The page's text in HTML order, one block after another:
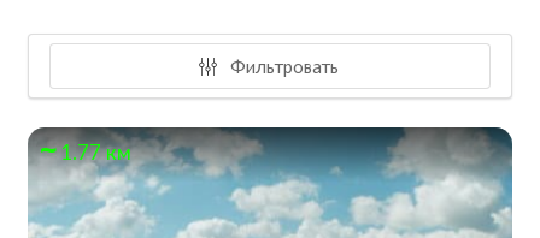
Фильтровать
1.77 км